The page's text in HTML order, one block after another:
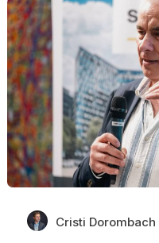
Cristi Dorombach